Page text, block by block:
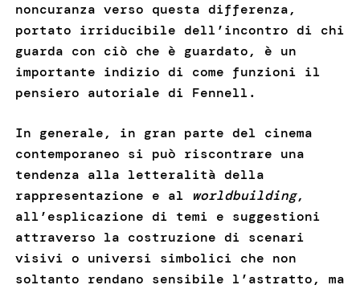
noncuranza verso questa differenza,
portato irriducibile dell’incontro di chi
guarda con ciò che è guardato, è un
importante indizio di come funzioni il
pensiero autoriale di Fennell.
In generale, in gran parte del cinema
contemporaneo si può riscontrare una
tendenza alla letteralità della
rappresentazione e al worldbuilding,
all’esplicazione di temi e suggestioni
attraverso la costruzione di scenari
visivi o universi simbolici che non
soltanto rendano sensibile l’astratto, ma